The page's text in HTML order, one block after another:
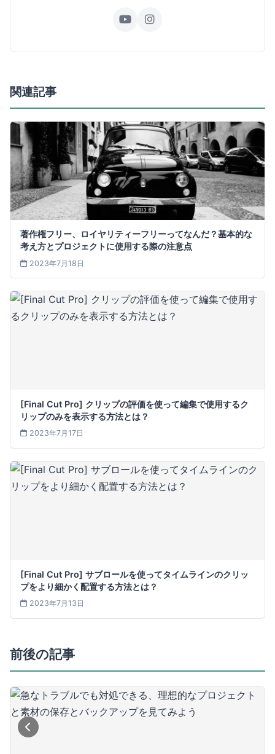
関連記事
著作権フリー、ロイヤリティーフリーってなんだ？基本的な
考え方とプロジェクトに使用する際の注意点
2023年7月18日
[Final Cut Pro] クリップの評価を使って編集で使用するク
リップのみを表示する方法とは？
2023年7月17日
[Final Cut Pro] サブロールを使ってタイムラインのクリッ
プをより細かく配置する方法とは？
2023年7月13日
前後の記事